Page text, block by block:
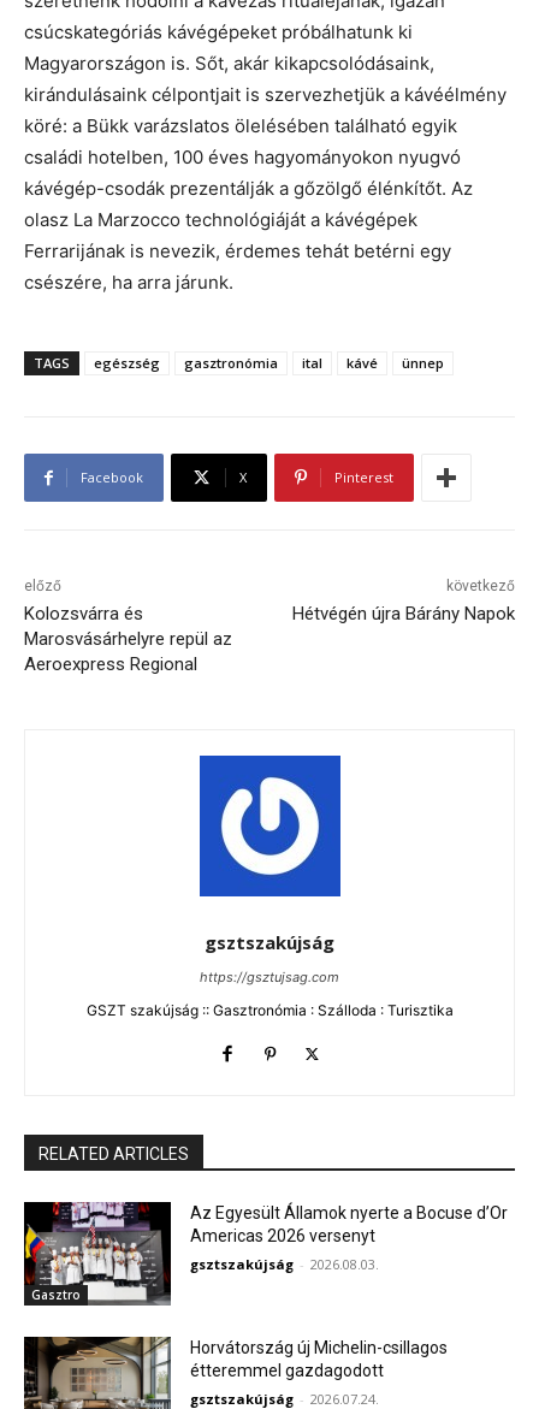
csúcskategóriás kávégépeket próbálhatunk ki
Magyarországon is. Sőt, akár kikapcsolódásaink,
kirándulásaink célpontjait is szervezhetjük a kávéélmény
köré: a Bükk varázslatos ölelésében található egyik
családi hotelben, 100 éves hagyományokon nyugvó
kávégép-csodák prezentálják a gőzölgő élénkítőt. Az
olasz La Marzocco technológiáját a kávégépek
Ferrarijának is nevezik, érdemes tehát betérni egy
csészére, ha arra járunk.
TAGS egészség gasztronómia ital kávé ünnep
Facebook X Pinterest
előző
Kolozsvárra és
Marosvásárhelyre repül az
Aeroexpress Regional
következő
Hétvégén újra Bárány Napok
gsztszakújság
https://gsztujsag.com
GSZT szakújság :: Gasztronómia : Szálloda : Turisztika
RELATED ARTICLES
Gasztro
Az Egyesült Államok nyerte a Bocuse d’Or
Americas 2026 versenyt
gsztszakújság - 2026.08.03.
Horvátország új Michelin-csillagos
étteremmel gazdagodott
gsztszakújság - 2026.07.24.